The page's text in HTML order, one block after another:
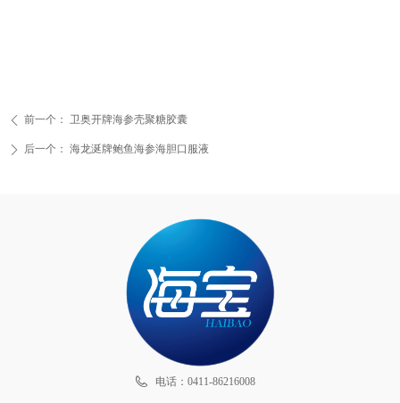
ꄴ 前一个： 卫奥开牌海参壳聚糖胶囊
ꄲ 后一个： 海龙涎牌鲍鱼海参海胆口服液
电话： 0411-86216008